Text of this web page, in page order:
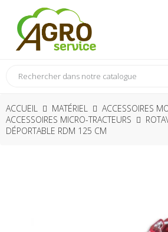
ACCUEIL MATÉRIEL
ACCESSOIRES
ACCESSOIRES MICRO-TRACTEURS
DÉPORTABLE RDM 125 CM